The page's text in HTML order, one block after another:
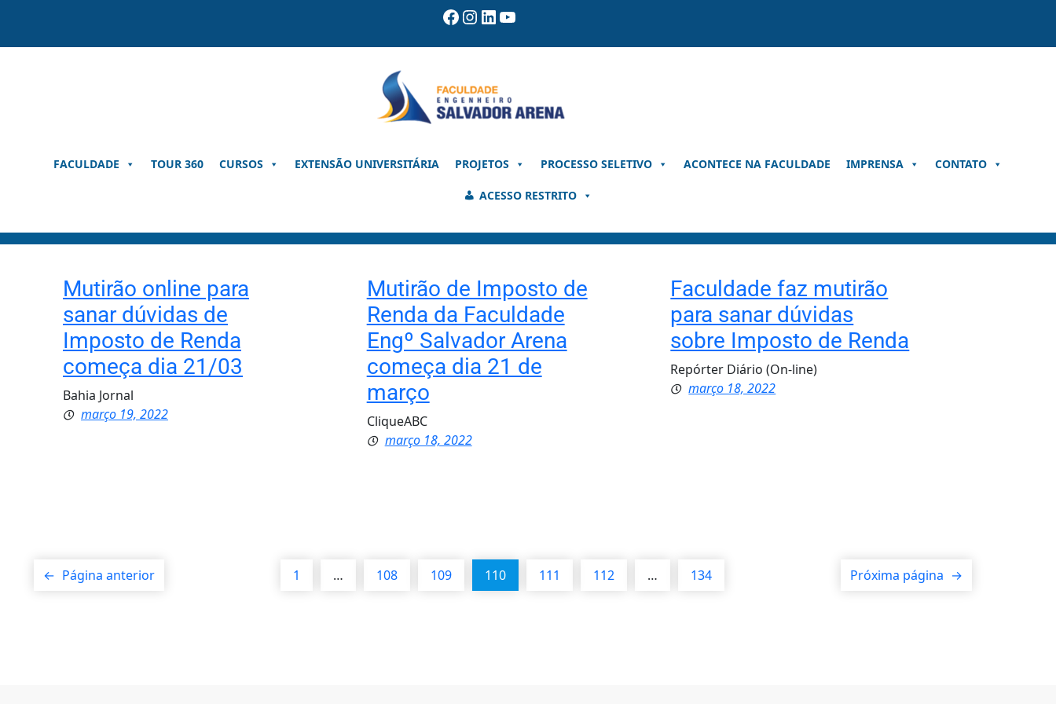
o
Facebook
Instagram
LinkedIn
Youtube
FACULDADE TOUR 360 CURSOS EXTENSÃO UNIVERSITÁRIA PROJETOS PROCESSO SELETIVO ACONTECE NA FACULDADE IMPRENSA CONTATO
ACESSO RESTRITO
Mutirão online para
sanar dúvidas de
Imposto de Renda
começa dia 21/03
Bahia Jornal
março 19, 2022
Mutirão de Imposto de
Renda da Faculdade
Engº Salvador Arena
começa dia 21 de
março
CliqueABC
março 18, 2022
Faculdade faz mutirão
para sanar dúvidas
sobre Imposto de Renda
Repórter Diário (On-line)
março 18, 2022
← Página anterior 1 … 108 109 110 111 112 … 134 Próxima página →